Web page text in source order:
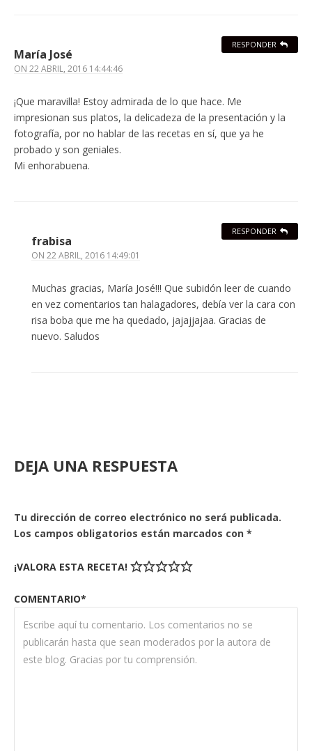
María José
ON 22 ABRIL, 2016 14:44:46
¡Que maravilla! Estoy admirada de lo que hace. Me
impresionan sus platos, la delicadeza de la presentación y la
fotografía, por no hablar de las recetas en sí, que ya he
probado y son geniales.
Mi enhorabuena.
RESPONDER
frabisa
ON 22 ABRIL, 2016 14:49:01
Muchas gracias, María José!!! Que subidón leer de cuando
en vez comentarios tan halagadores, debía ver la cara con
risa boba que me ha quedado, jajajjajaa. Gracias de
nuevo. Saludos
RESPONDER
DEJA UNA RESPUESTA
Tu dirección de correo electrónico no será publicada.
Los campos obligatorios están marcados con *
¡VALORA ESTA RECETA!
COMENTARIO*